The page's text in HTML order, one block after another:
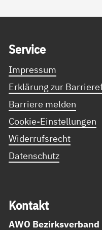
Ser­vice
Impressum
Erklärung zur
Barriere melden
Cookie-Einstellungen
Widerrufsrecht
Datenschutz
Kon­takt
AWO